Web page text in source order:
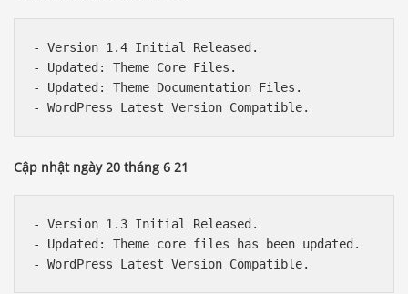
- Version 1.4 Initial Released.
- Updated: Theme Core Files.
- Updated: Theme Documentation Files.
Cập nhật ngày 20 tháng 6 21
- Version 1.3 Initial Released.
- Updated: Theme core files has been updated.